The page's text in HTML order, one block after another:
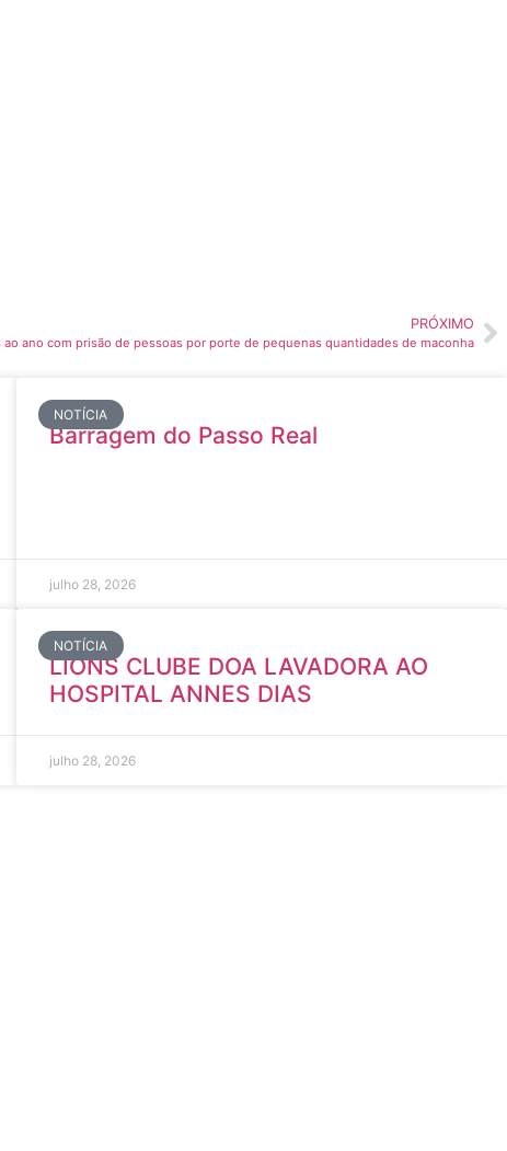
PRÓXIMO
ao ano com prisão de pessoas por porte de pequenas quantidades de maconha
NOTÍCIA
Barragem do Passo Real
julho 28, 2026
NOTÍCIA
LIONS CLUBE DOA LAVADORA AO
HOSPITAL ANNES DIAS
julho 28, 2026